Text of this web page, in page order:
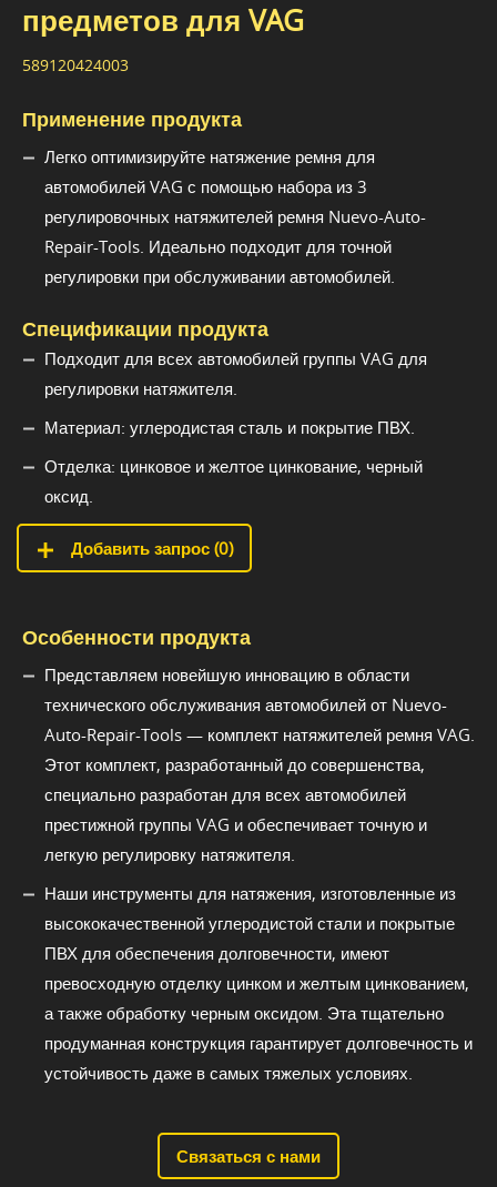
предметов для VAG
589120424003
Применение продукта
Легко оптимизируйте натяжение ремня для
автомобилей VAG с помощью набора из 3
регулировочных натяжителей ремня Nuevo-Auto-
Repair-Tools. Идеально подходит для точной
регулировки при обслуживании автомобилей.
Спецификации продукта
Подходит для всех автомобилей группы VAG для
регулировки натяжителя.
Материал: углеродистая сталь и покрытие ПВХ.
Отделка: цинковое и желтое цинкование, черный
оксид.
Добавить запрос (0)
Особенности продукта
Представляем новейшую инновацию в области
технического обслуживания автомобилей от Nuevo-
Auto-Repair-Tools — комплект натяжителей ремня VAG.
Этот комплект, разработанный до совершенства,
специально разработан для всех автомобилей
престижной группы VAG и обеспечивает точную и
легкую регулировку натяжителя.
Наши инструменты для натяжения, изготовленные из
высококачественной углеродистой стали и покрытые
ПВХ для обеспечения долговечности, имеют
превосходную отделку цинком и желтым цинкованием,
а также обработку черным оксидом. Эта тщательно
продуманная конструкция гарантирует долговечность и
устойчивость даже в самых тяжелых условиях.
Связаться с нами